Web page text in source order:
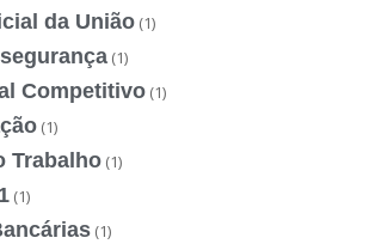
da União (1)
(1)
Competitivo (1)
(1)
Trabalho (1)
(1)
(1)